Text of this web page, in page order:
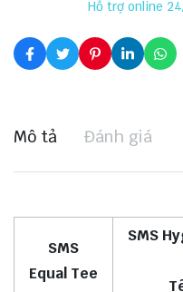
Hỗ trợ online
Mô tả Đánh giá
SMS
Equal Tee
SMS